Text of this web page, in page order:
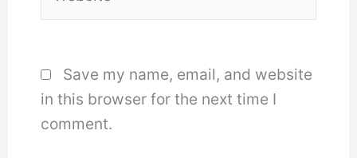
Save my name, email, and website
in this browser for the next time I
comment.